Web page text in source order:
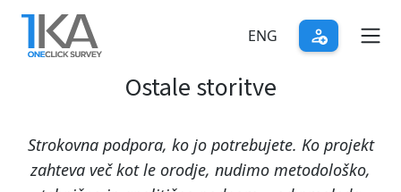
Skip
main
ENG
Ostale storitve
Strokovna podpora, ko jo potrebujete. Ko projekt
zahteva več kot le orodje, nudimo metodološko,